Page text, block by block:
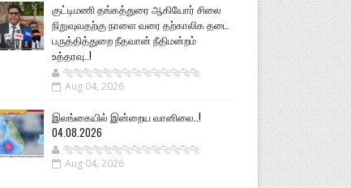
குட்டிமணி தங்கத்துரை ஆகியோர் சிலை
நிறுவுவதற்கு நாளை வரை தற்காலிக தடை
பருத்தித்துறை நீதவான் நீதிமன்றம்
உத்தரவு..!
🐅🐅🐅🐅🐅🐅🐆🐆🐆🐆🐆🐆🐆🐆
Aug 04, 2026
இலங்கையில் இன்றைய வானிலை..!
04.08.2026
🐅🐅🐅🐅🐅🐅🐆🐆🐆🐆🐆🐆🐆🐆
Aug 04, 2026